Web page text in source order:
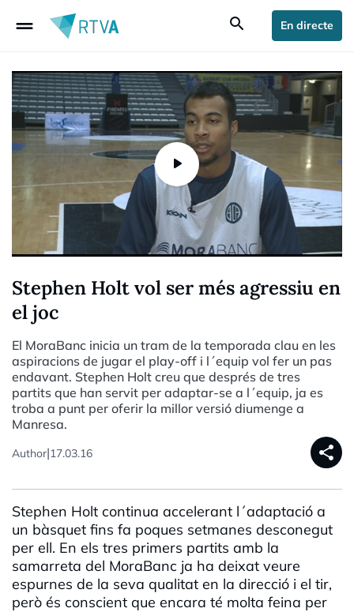
drag_handle search En directe
Stephen Holt vol ser més agressiu en
el joc
El MoraBanc inicia un tram de la temporada clau en les
aspiracions de jugar el play-off i l´equip vol fer un pas
endavant. Stephen Holt creu que després de tres
partits que han servit per adaptar-se a l´equip, ja es
troba a punt per oferir la millor versió diumenge a
Manresa.
Author|17.03.16 share
Stephen Holt continua accelerant l´adaptació a
un bàsquet fins fa poques setmanes desconegut
per ell. En els tres primers partits amb la
samarreta del MoraBanc ja ha deixat veure
espurnes de la seva qualitat en la direcció i el tir,
però és conscient que encara té molta feina per